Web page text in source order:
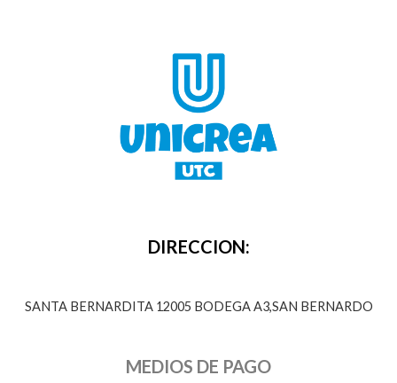
DIRECCION:
SANTA BERNARDITA 12005 BODEGA A3,SAN BERNARDO
MEDIOS DE PAGO